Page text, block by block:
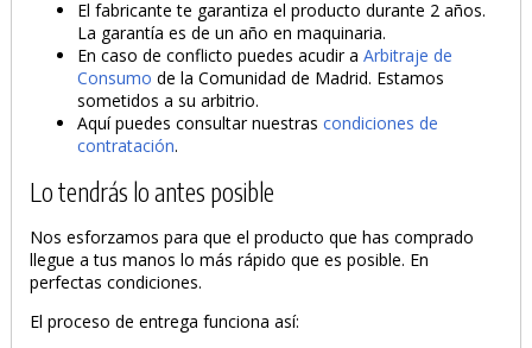
PRODUCTO AÑADIDO AL CARRITO
El fabricante te garantiza el producto durante 2 años.
La garantía es de un año en maquinaria.
En caso de conflicto puedes acudir aArbitraje de
Consumo de la Comunidad de Madrid. Estamos
sometidos a su arbitrio.
Aquí puedes consultar nuestrascondiciones de
contratación.
Lo tendrás lo antes posible
Nos esforzamos para que el producto que has comprado
llegue a tus manos lo más rápido que es posible. En
perfectas condiciones.
El proceso de entrega funciona así: